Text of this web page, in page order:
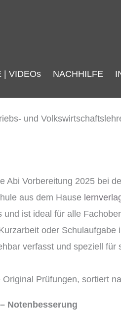
| VIDEOs NACHHILFE
Vorbereitung 2025 bei
aus dem Hause
ist ideal für alle
oder
verfasst und speziell
Prüfungen, sortiert
Notenbesserung